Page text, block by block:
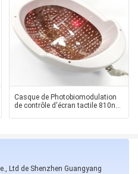
Casque de Photobiomodulation
de contrôle d'écran tactile 810nm
Ltd de Shenzhen Guangyang